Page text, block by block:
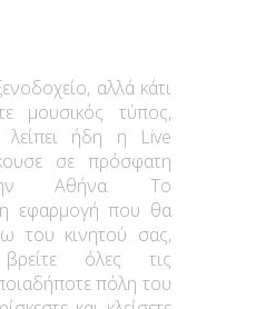
αλλά κάτι
μουσικός τύπος,
ήδη η Live
σε πρόσφατη
Αθήνα. Το
η εφαρμογή που θα
του κινητού σας,
όλες τις
πόλη του